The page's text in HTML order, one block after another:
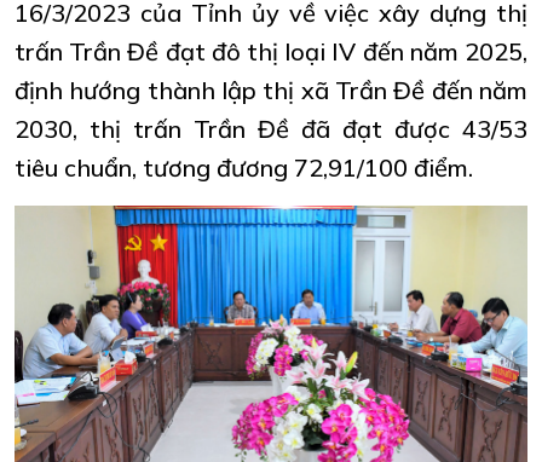
16/3/2023 của Tỉnh ủy về việc xây dựng thị
trấn Trần Đề đạt đô thị loại IV đến năm 2025,
định hướng thành lập thị xã Trần Đề đến năm
2030, thị trấn Trần Đề đã đạt được 43/53
tiêu chuẩn, tương đương 72,91/100 điểm.